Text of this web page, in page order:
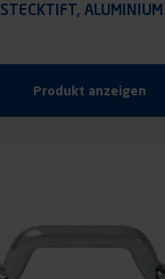
STECKTIFT, ALUMINIUM
Produkt anzeigen